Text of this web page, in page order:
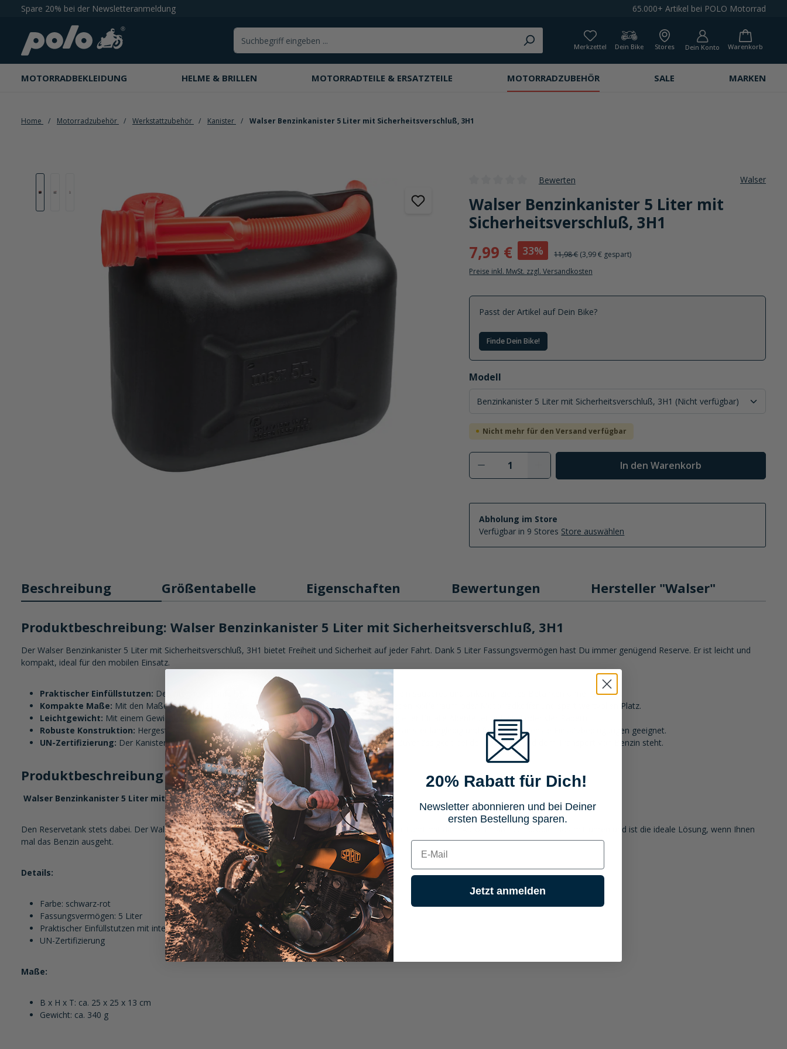
Zur Hauptnavigation springen
Spare 20% bei der Newsletteranmeldung 65.000+ Artikel bei POLO Motorrad
Merkzettel Dein Bike Stores Dein Konto Warenkorb
MOTORRADBEKLEIDUNG HELME & BRILLEN MOTORRADTEILE & ERSATZTEILE MOTORRADZUBEHÖR SALE MARKEN
Home Motorradzubehör Werkstattzubehör Kanister Walser Benzinkanister 5 Liter mit Sicherheitsverschluß, 3H1
Bewerten Walser
Walser Benzinkanister 5 Liter mit
Sicherheitsverschluß, 3H1
7,99 €
33% 11,98 € (3,99 € gespart)
Preise inkl. MwSt. zzgl. Versandkosten
Passt der Artikel auf Dein Bike?
Finde Dein Bike!
Modell
auswählen
Nicht mehr für den Versand verfügbar
In den Warenkorb
Abholung im Store
Verfügbar in 9 Stores Store auswählen
Beschreibung Größentabelle Eigenschaften Bewertungen Hersteller "Walser"
Produktbeschreibung: Walser Benzinkanister 5 Liter mit Sicherheitsverschluß, 3H1
Der Walser Benzinkanister 5 Liter mit Sicherheitsverschluß, 3H1 bietet Freiheit und Sicherheit auf jeder Fahrt. Dank 5 Liter Fassungsvermögen hast Du immer genügend Reserve. Er ist leicht und
kompakt, ideal für den mobilen Einsatz.
Praktischer Einfüllstutzen: Der integrierte Einfüllstutzen mit Entlüftungsfunktion ermöglicht ein sauberes und unkompliziertes Betanken ohne Kleckern.
Kompakte Maße: Mit den Maßen von ca. 25 x 25 x 13 cm passt der Kanister problemlos in jeden Kofferraum oder Motorradkoffer und spart wertvollen Platz.
Leichtgewicht: Mit einem Gewicht von nur ca. 340 g ist der Kanister Dein idealer, leichter Begleiter für alle Abenteuer auf zwei oder vier Rädern.
Robuste Konstruktion: Hergestellt aus widerstandsfähigem Material in Schwarz-Rot, ist der Kanister langlebig und für verschiedenste Einsatzbedingungen geeignet.
UN-Zertifizierung: Der Kanister ist UN-zertifiziert, was für höchste Sicherheitsstandards und Zuverlässigkeit bei der Lagerung und dem Transport von Benzin steht.
Produktbeschreibung im Detail:
Walser Benzinkanister 5 Liter mit Sicherheitsverschluß, 3H1
Den Reservetank stets dabei. Der Walser Benzinkansister 5 Liter ist ein praktischer Begleiter auf ihrer Fahrt mit dem Auto. Er läßt sich problemlos mitführen und ist die ideale Lösung, wenn Ihnen
mal das Benzin ausgeht.
Details:
Farbe: schwarz-rot
Fassungsvermögen: 5 Liter
Praktischer Einfüllstutzen mit integrierter Entlüftungsfunktion
UN-Zertifizierung
Maße:
B x H x T: ca. 25 x 25 x 13 cm
Gewicht: ca. 340 g
20% Rabatt für Dich!
Newsletter abonnieren und bei Deiner
ersten Bestellung sparen.
E-mail
Jetzt anmelden